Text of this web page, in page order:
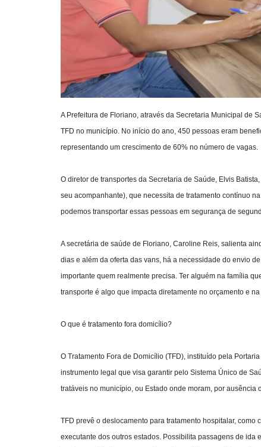
A Prefeitura de Floriano, através da Secretaria Municipal de
TFD no município. No início do ano, 450 pessoas eram
representando um crescimento de 60% no número de vagas.
O diretor de transportes da Secretaria de Saúde, Elvis
seu acompanhante), que necessita de tratamento contínuo
podemos transportar essas pessoas em segurança de
A secretária de saúde de Floriano, Caroline Reis, salienta
dias e além da oferta das vans, há a necessidade do envio
importante quem realmente precisa. Ter alguém na família
transporte é algo que impacta diretamente no orçamento e
O que é tratamento fora domicílio?
O Tratamento Fora de Domicílio (TFD), instituído pela
instrumento legal que visa garantir pelo Sistema Único de
tratáveis no município, ou Estado onde moram, por ausência
TFD prevê o deslocamento para tratamento hospitalar,
executante dos outros estados. Possibilita passagens de